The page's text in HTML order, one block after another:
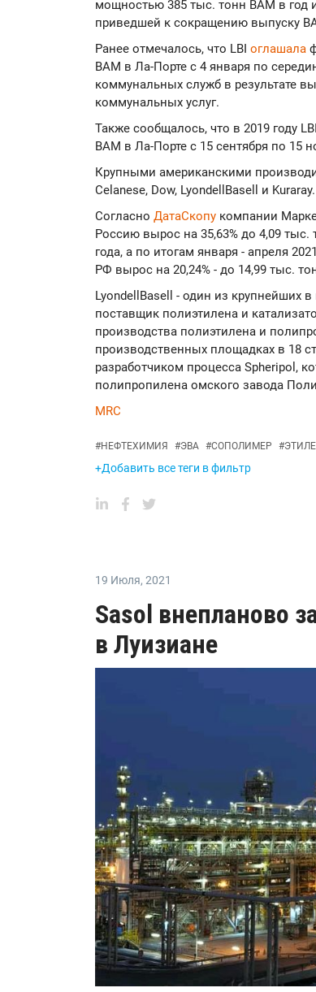
мощностью 385 тыс. тонн ВАМ в год
приведшей к сокращению выпуску
Ранее отмечалось, что LBI оглашала
ВАМ в Ла-Порте с 4 января по
коммунальных служб в результате
коммунальных услуг.
Также сообщалось, что в 2019 году LBI
ВАМ в Ла-Порте с 15 сентября по 15
Крупными американскими
Celanese, Dow, LyondellBasell и Kuraray.
Согласно ДатаСкопу компании
Россию вырос на 35,63% до 4,09
года, а по итогам января - апреля
РФ вырос на 20,24% - до 14,99 тыс.
LyondellBasell - один из крупнейших
поставщик полиэтилена и
производства полиэтилена и
производственных площадках в 18
разработчиком процесса Spheripol,
полипропилена омского завода
MRC
#НЕФТЕХИМИЯ #ЭВА #СОПОЛИМЕР #
+Добавить все теги в фильтр
19 Июля, 2021
Sasol внепланово
в Луизиане